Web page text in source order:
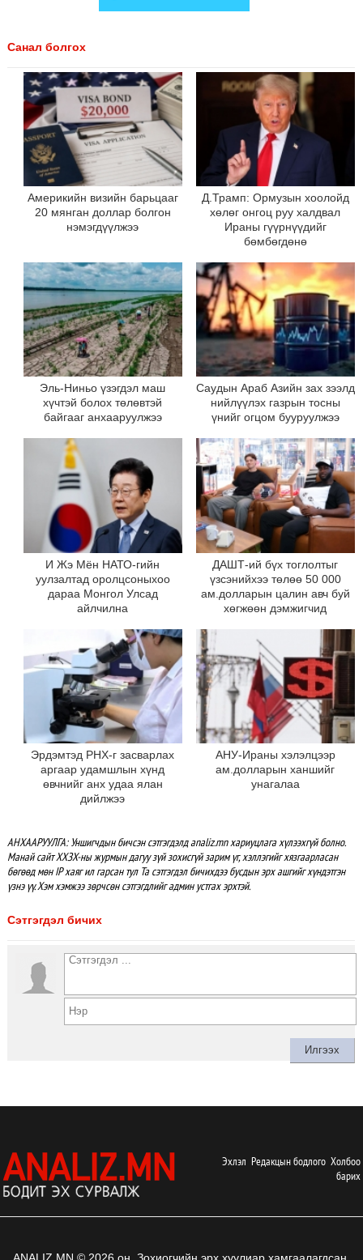
Санал болгох
Америкийн визийн барьцааг
20 мянган доллар болгон
нэмэгдүүлжээ
Д.Трамп: Ормузын хоолойд
хөлөг онгоц руу халдвал
Ираны гүүрнүүдийг
бөмбөгдөнө
Эль-Ниньо үзэгдэл маш
хүчтэй болох төлөвтэй
байгааг анхааруулжээ
Саудын Араб Азийн зах зээлд
нийлүүлэх газрын тосны
үнийг огцом бууруулжээ
И Жэ Мён НАТО-гийн
уулзалтад оролцсоныхоо
дараа Монгол Улсад
айлчилна
ДАШТ-ий бүх тоглолтыг
үзсэнийхээ төлөө 50 000
ам.долларын цалин авч буй
хөгжөөн дэмжигчид
Эрдэмтэд РНХ-г засварлах
аргаар удамшлын хүнд
өвчнийг анх удаа ялан
дийлжээ
АНУ-Ираны хэлэлцээр
ам.долларын ханшийг
унагалаа
АНХААРУУЛГА: Уншигчдын бичсэн сэтгэгдэлд analiz.mn хариуцлага хүлээхгүй болно.
Манай сайт ХХЗХ-ны журмын дагуу зүй зохисгүй зарим үг, хэллэгийг хязгаарласан
бөгөөд мөн IP хаяг ил гарсан тул Та сэтгэгдэл бичихдээ бусдын эрх ашгийг хүндэтгэн
үзнэ үү. Хэм хэмжээ зөрчсөн сэтгэгдлийг админ устгах эрхтэй.
Сэтгэгдэл бичих
Эхлэл Редакцын бодлого Холбоо
барих